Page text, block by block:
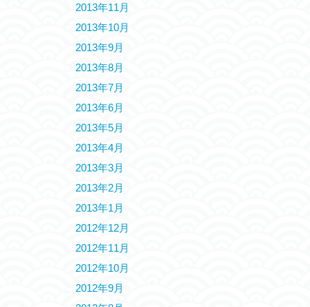
2013年11月
2013年10月
2013年9月
2013年8月
2013年7月
2013年6月
2013年5月
2013年4月
2013年3月
2013年2月
2013年1月
2012年12月
2012年11月
2012年10月
2012年9月